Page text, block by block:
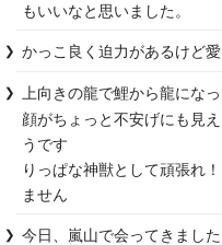
もいいなと思いました。
かっこ良く迫力があるけど
上向きの龍で鯉から龍にな
顔がちょっと不安げにも見
うです
りっぱな神獣として頑張れ
ません
今日、嵐山で会ってきました